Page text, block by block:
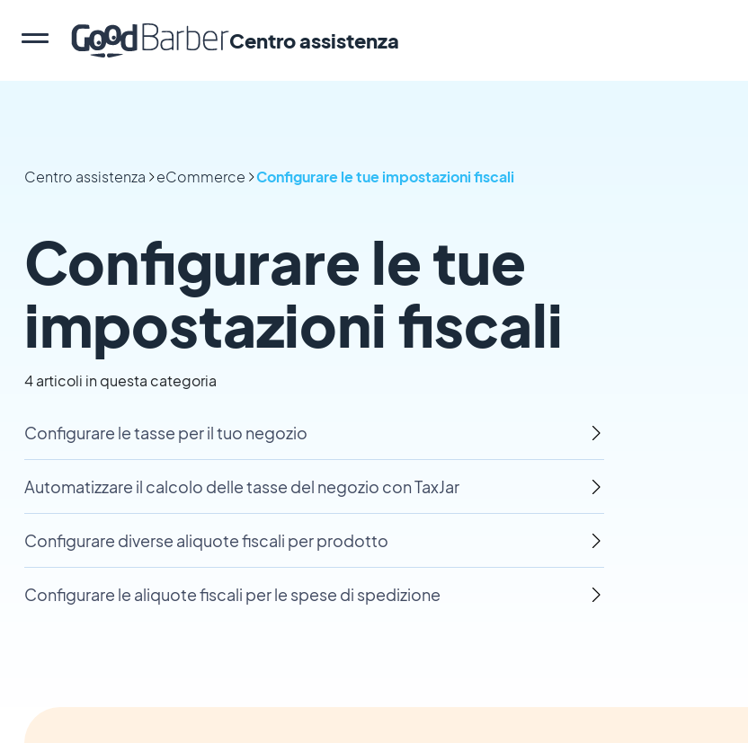
Centro assistenza
Centro assistenza eCommerce Configurare le tue impostazioni fiscali
Configurare le tue
impostazioni fiscali
4 articoli in questa categoria
Configurare le tasse per il tuo negozio
Automatizzare il calcolo delle tasse del negozio con TaxJar
Configurare diverse aliquote fiscali per prodotto
Configurare le aliquote fiscali per le spese di spedizione